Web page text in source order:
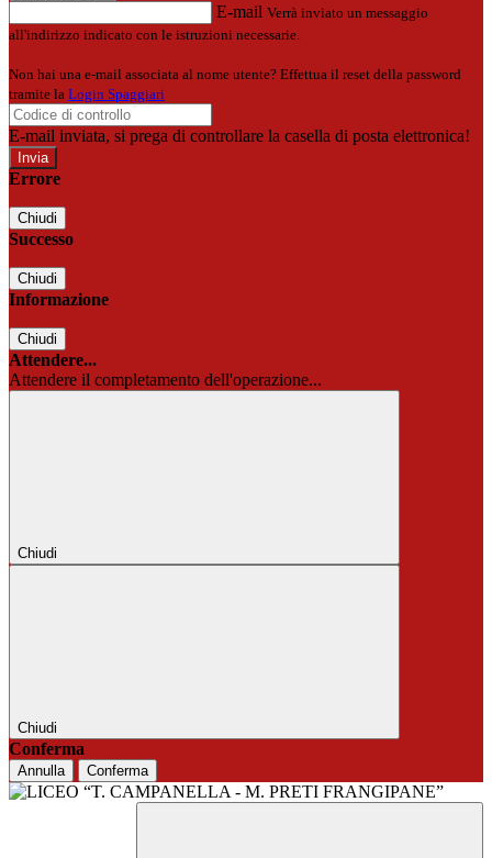
E-mail Verrà inviato un messaggio
all'indirizzo indicato con le istruzioni necessarie.
Non hai una e-mail associata al nome utente? Effettua il reset della password
tramite la Login Spaggiari
E-mail inviata, si prega di controllare la casella di posta elettronica!
Errore
Chiudi
Successo
Chiudi
Informazione
Chiudi
Attendere...
Attendere il completamento dell'operazione...
Chiudi
Chiudi
Conferma
Annulla Conferma